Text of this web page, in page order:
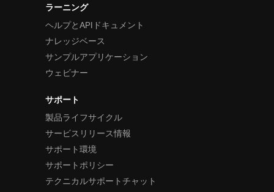
ラーニング
ヘルプとAPIドキュメント
ナレッジベース
サンプルアプリケーション
ウェビナー
サポート
製品ライフサイクル
サービスリリース情報
サポート環境
サポートポリシー
テクニカルサポートチャット